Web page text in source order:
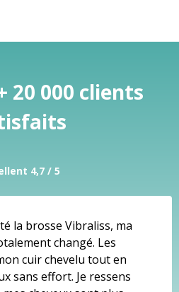
20 000 clients
4,7 / 5
la brosse Vibraliss, ma
changé. Les
cuir chevelu tout en
sans effort. Je ressens